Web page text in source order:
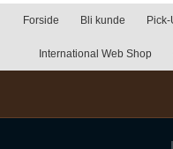
Forside Bli kunde
International Web Shop